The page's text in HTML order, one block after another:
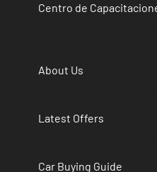
Centro de
About Us
Latest Offers
Car Buying Guide